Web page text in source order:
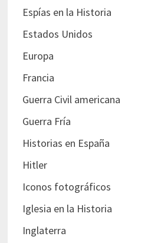
Espías en la Historia
Estados Unidos
Europa
Francia
Guerra Civil americana
Guerra Fría
Historias en España
Hitler
Iconos fotográficos
Iglesia en la Historia
Inglaterra